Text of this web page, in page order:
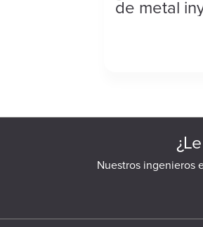
de metal
Nuestros ingenieros